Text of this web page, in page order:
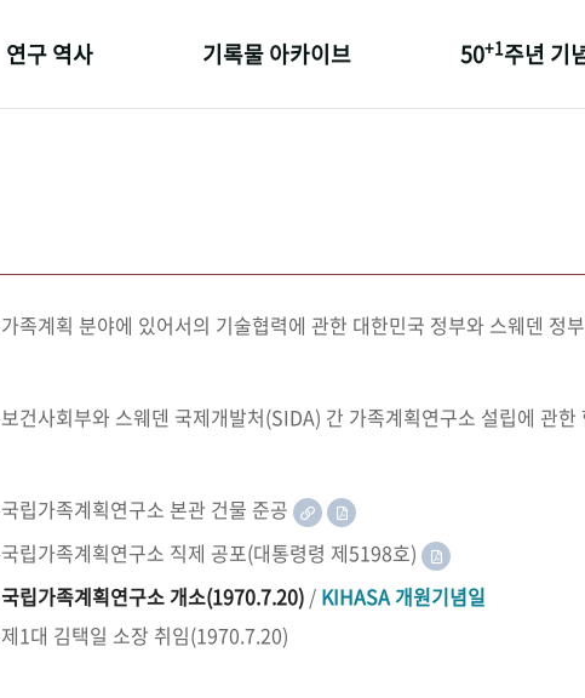
연구 역사 기록물 아카이브 50+1주년 기
가족계획 분야에 있어서의 기술협력에 관한 대한민국 정부와 스웨덴 정
보건사회부와 스웨덴 국제개발처(SIDA) 간 가족계획연구소 설립에 관한
국립가족계획연구소 본관 건물 준공
국립가족계획연구소 직제 공포(대통령령 제5198호)
국립가족계획연구소 개소(1970.7.20) / KIHASA 개원기념일
제1대 김택일 소장 취임(1970.7.20)